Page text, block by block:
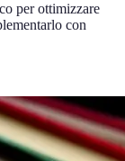
per ottimizzare
con